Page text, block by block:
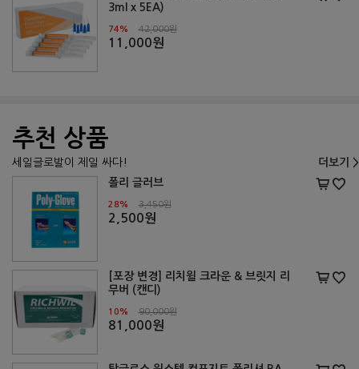
3ml x 5EA)
74% 42,000원
11,000원
추천 상품
세일글로발이 제일 싸다!
더보기 >
폴리 글러브
28% 3,450원
2,500원
[포장 변경] 리치윌 크라운 & 브릿지 리
무버 (캔디)
10% 90,000원
81,000원